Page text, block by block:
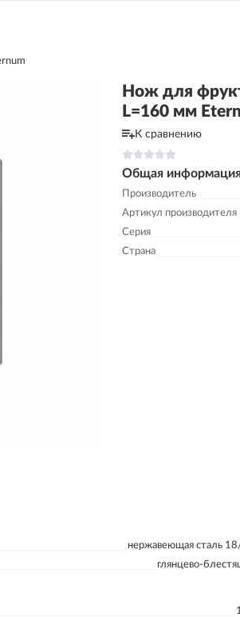
Нож для
L=160 мм
К сравнению
Общая
Производитель
Артикул производителя
Серия
Страна
нержавеющая сталь
глянцево-